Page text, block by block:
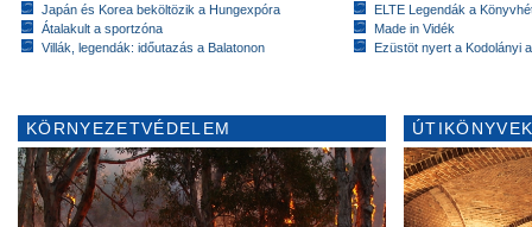
Japán és Korea beköltözik a Hungexpóra
Átalakult a sportzóna
Villák, legendák: időutazás a Balatonon
ELTE Legendák a
Made in Vidék
Ezüstöt nyert a Kodolányi
KÖRNYEZETVÉDELEM